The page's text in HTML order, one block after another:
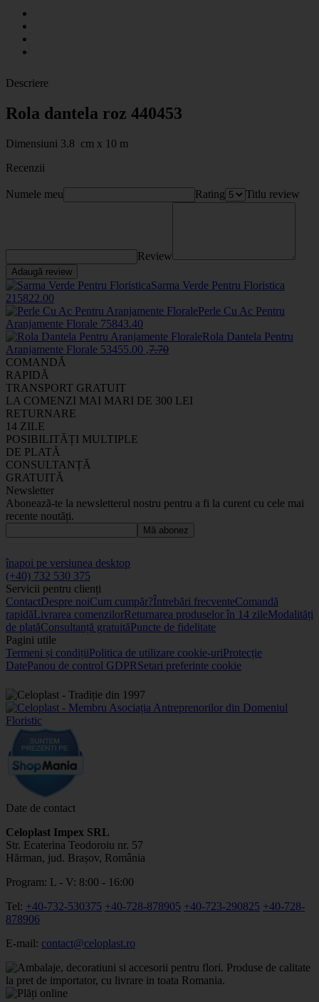
Descriere
Rola dantela roz 440453
Dimensiuni 3.8 cm x 10 m
Recenzii
Numele meu Rating Titlu review
Review
Adaugă review
Sarma Verde Pentru Floristica
215822.00
Perle Cu Ac Pentru
Aranjamente Florale 75843.40
Rola Dantela Pentru
Aranjamente Florale 53455.00 ,7.70
COMANDĂ
RAPIDĂ
TRANSPORT GRATUIT
LA COMENZI MAI MARI DE 300 LEI
RETURNARE
14 ZILE
POSIBILITĂȚI MULTIPLE
DE PLATĂ
CONSULTANȚĂ
GRATUITĂ
Newsletter
Abonează-te la newsletterul nostru pentru a fi la curent cu cele mai
recente noutăți.
Mă abonez
înapoi pe versiunea desktop
(+40) 732 530 375
Servicii pentru clienți
ContactDespre noiCum cumpăr?Întrebări frecventeComandă
rapidăLivrarea comenzilorReturnarea produselor în 14 zileModalități
de platăConsultanță gratuităPuncte de fidelitate
Pagini utile
Termeni și condițiiPolitica de utilizare cookie-uriProtecție
DatePanou de control GDPRSetari preferinte cookie
Date de contact
Celoplast Impex SRL
Str. Ecaterina Teodoroiu nr. 57
Hărman, jud. Brașov, România
Program: L - V: 8:00 - 16:00
Tel: +40-732-530375 +40-728-878905 +40-723-290825 +40-728-
878906
E-mail: contact@celoplast.ro